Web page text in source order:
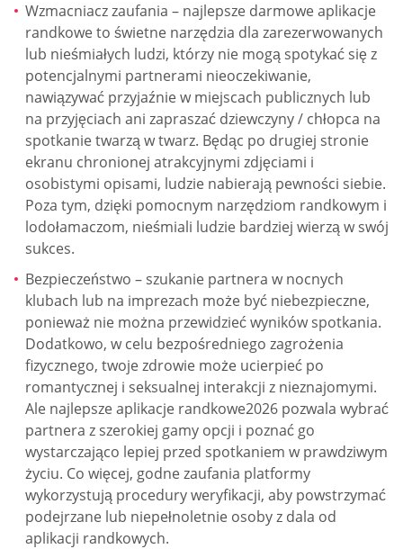
Wzmacniacz zaufania – najlepsze darmowe aplikacje
randkowe to świetne narzędzia dla zarezerwowanych
lub nieśmiałych ludzi, którzy nie mogą spotykać się z
potencjalnymi partnerami nieoczekiwanie,
nawiązywać przyjaźnie w miejscach publicznych lub
na przyjęciach ani zapraszać dziewczyny / chłopca na
spotkanie twarzą w twarz. Będąc po drugiej stronie
ekranu chronionej atrakcyjnymi zdjęciami i
osobistymi opisami, ludzie nabierają pewności siebie.
Poza tym, dzięki pomocnym narzędziom randkowym i
lodołamaczom, nieśmiali ludzie bardziej wierzą w swój
sukces.
Bezpieczeństwo – szukanie partnera w nocnych
klubach lub na imprezach może być niebezpieczne,
ponieważ nie można przewidzieć wyników spotkania.
Dodatkowo, w celu bezpośredniego zagrożenia
fizycznego, twoje zdrowie może ucierpieć po
romantycznej i seksualnej interakcji z nieznajomymi.
Ale najlepsze aplikacje randkowe2026 pozwala wybrać
partnera z szerokiej gamy opcji i poznać go
wystarczająco lepiej przed spotkaniem w prawdziwym
życiu. Co więcej, godne zaufania platformy
wykorzystują procedury weryfikacji, aby powstrzymać
podejrzane lub niepełnoletnie osoby z dala od
aplikacji randkowych.